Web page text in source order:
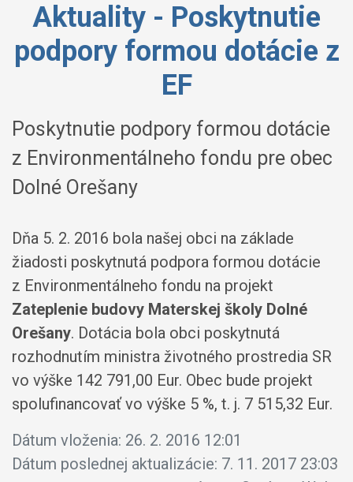
Aktuality - Poskytnutie
podpory formou dotácie z
EF
Poskytnutie podpory formou dotácie
z Environmentálneho fondu pre obec
Dolné Orešany
Dňa 5. 2. 2016 bola našej obci na základe
žiadosti poskytnutá podpora formou dotácie
z Environmentálneho fondu na projekt
Zateplenie budovy Materskej školy Dolné
Orešany. Dotácia bola obci poskytnutá
rozhodnutím ministra životného prostredia SR
vo výške 142 791,00 Eur. Obec bude projekt
spolufinancovať vo výške 5 %, t. j. 7 515,32 Eur.
Dátum vloženia: 26. 2. 2016 12:01
Dátum poslednej aktualizácie: 7. 11. 2017 23:03